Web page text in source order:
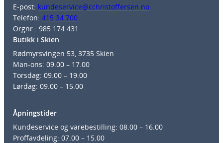
E-post: kundeservice@cchristoffersen.no
Telefon: 415 34 700
Orgnr.: 985 174 431
Butikk i Skien
Rødmyrsvingen 53, 3735 Skien
Man-ons: 09.00 – 17.00
Torsdag: 09.00 – 19.00
Lørdag: 09.00 – 15.00
Åpningstider
Kundeservice og varebestilling: 08.00 – 16.00
Proffavdeling: 07.00 – 15.00